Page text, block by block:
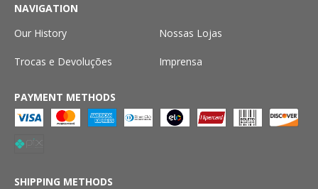
NAVIGATION
Our History
Nossas Lojas
Trocas e Devoluções Imprensa
PAYMENT METHODS
SHIPPING METHODS